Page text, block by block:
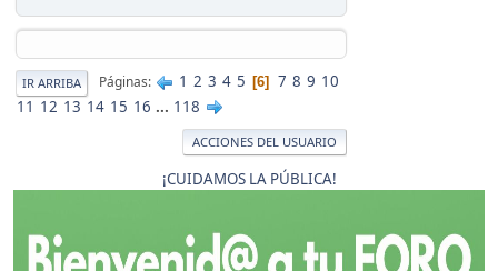
IR ARRIBA Páginas 1 2 3 4 5 6 7 8 9 10
11 12 13 14 15 16 ... 118
ACCIONES DEL USUARIO
¡CUIDAMOS LA PÚBLICA!